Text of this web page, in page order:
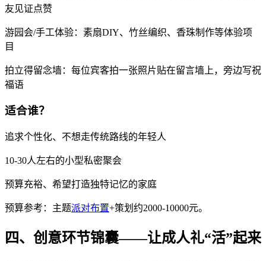
友见证点赞
游园会/手工体验：素扇DIY、竹丝编织、香珠制作等体验项
目
拍立得留念墙：每位宾客拍一张照片贴在留言墙上，旁边写祝
福语
适合谁？
追求个性化、不想走传统路线的年轻人
10-30人左右的小型私密聚会
预算充裕、希望打造独特记忆的家庭
预算参考：主题派对布置+策划约2000-10000元。
四、创意环节锦囊——让成人礼“活”起来